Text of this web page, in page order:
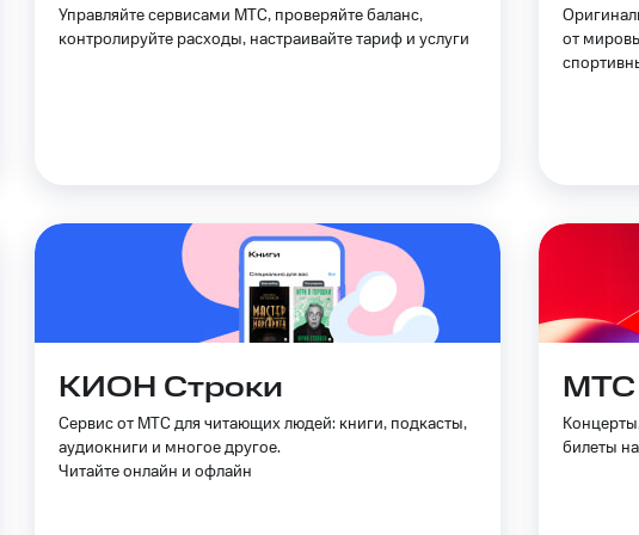
ГудокМой МТСВсе приложения
15%
МТС Настройки автоплатежаПополнить номер другого
картуМТС PayОплата по QR-коду за границей
часы и трекерыУмный дом Акции и скидки
музыка и многое другое
доступ к геолокации
Гудок Мой МТС Все приложения
Инвестиции
15%
Управляйте сервисами МТС, проверяйте баланс,
контролируйте расходы, настраивайте тариф и услуги
от
КИОН Строки
Сервис от МТС для читающих людей: книги, подкасты,
аудиокниги и многое другое.
Читайте онлайн и офлайн
МТС
билеты